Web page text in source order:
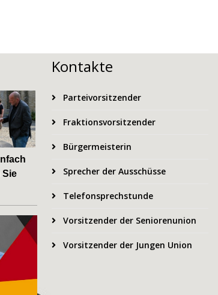
Sie
Kontakte
Parteivorsitzender
Fraktionsvorsitzender
Bürgermeisterin
Sprecher der Ausschüsse
Telefonsprechstunde
Vorsitzender der Seniorenunion
Vorsitzender der Jungen Union